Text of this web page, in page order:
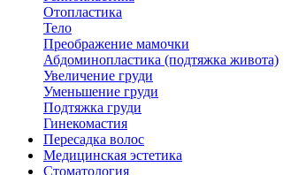
Отопластика
Тело
Преображение мамочки
Абдоминопластика (подтяжка живота)
Увеличение груди
Уменьшение груди
Подтяжка груди
Гинекомастия
Пересадка волос
Медицинская эстетика
Стоматология